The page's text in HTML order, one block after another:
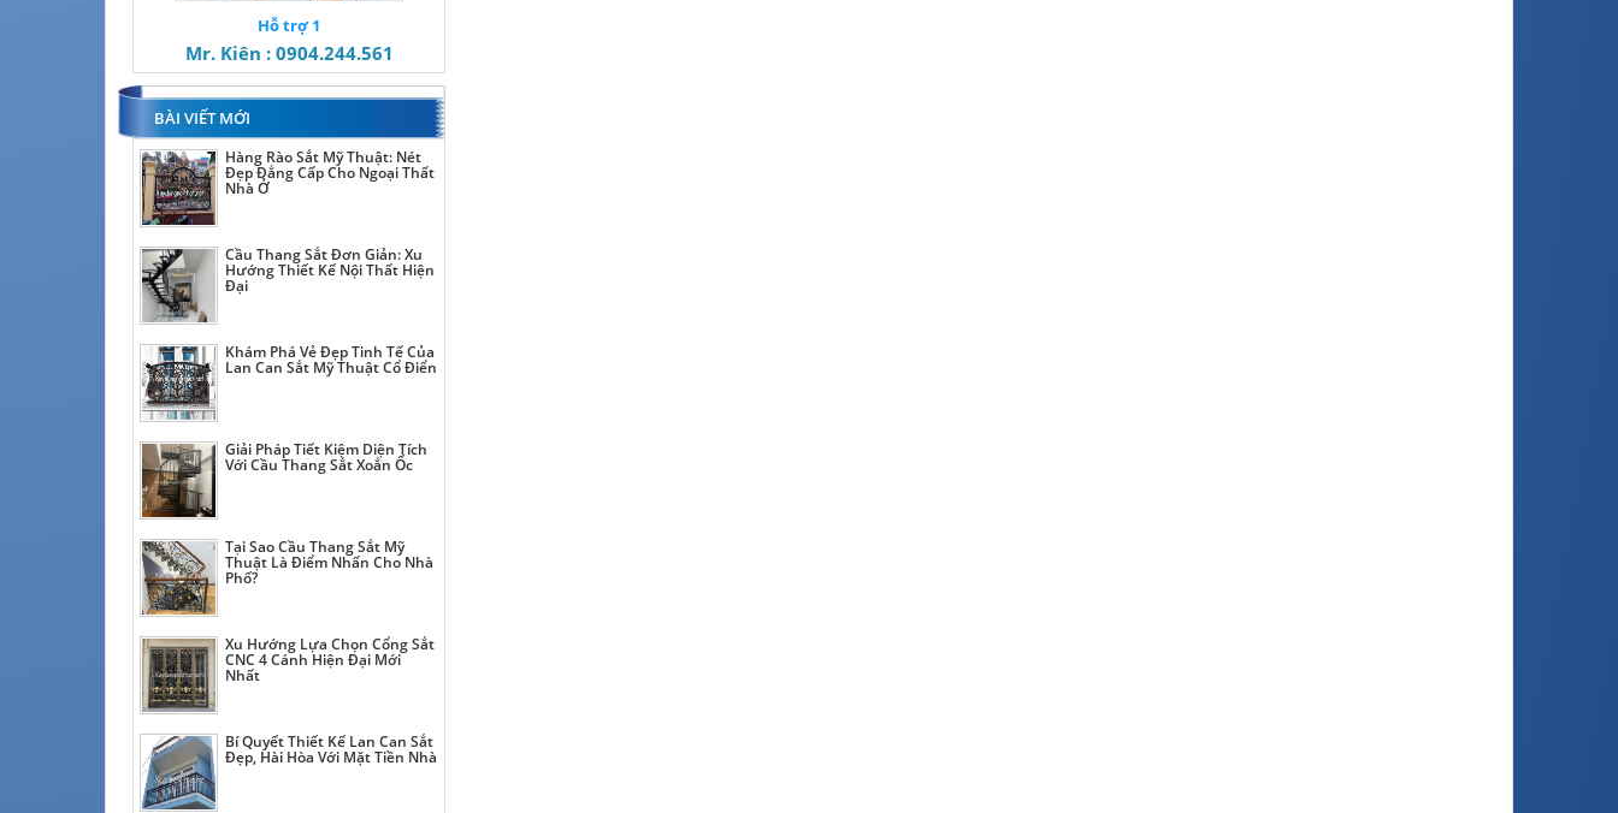
Hỗ trợ 1
Mr. Kiên : 0904.244.561
BÀI VIẾT MỚI
Hàng Rào Sắt Mỹ Thuật: Nét
Đẹp Đẳng Cấp Cho Ngoại Thất
Nhà Ở
Cầu Thang Sắt Đơn Giản: Xu
Hướng Thiết Kế Nội Thất Hiện
Đại
Khám Phá Vẻ Đẹp Tinh Tế Của
Lan Can Sắt Mỹ Thuật Cổ Điển
Giải Pháp Tiết Kiệm Diện Tích
Với Cầu Thang Sắt Xoắn Ốc
Tại Sao Cầu Thang Sắt Mỹ
Thuật Là Điểm Nhấn Cho Nhà
Phố?
Xu Hướng Lựa Chọn Cổng Sắt
CNC 4 Cánh Hiện Đại Mới
Nhất
Bí Quyết Thiết Kế Lan Can Sắt
Đẹp, Hài Hòa Với Mặt Tiền Nhà